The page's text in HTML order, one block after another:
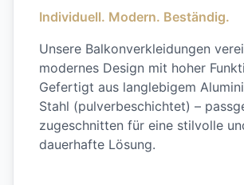
Individuell. Modern. Beständig.
Unsere Balkonverkleidungen
modernes Design mit hoher
Gefertigt aus langlebigem
Stahl (pulverbeschichtet) –
zugeschnitten für eine stilvolle
dauerhafte Lösung.